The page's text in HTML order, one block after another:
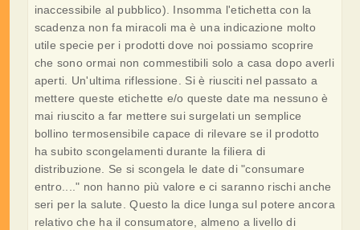
inaccessibile al pubblico). Insomma l'etichetta con la
scadenza non fa miracoli ma è una indicazione molto
utile specie per i prodotti dove noi possiamo scoprire
che sono ormai non commestibili solo a casa dopo averli
aperti. Un'ultima riflessione. Si è riusciti nel passato a
mettere queste etichette e/o queste date ma nessuno è
mai riuscito a far mettere sui surgelati un semplice
bollino termosensibile capace di rilevare se il prodotto
ha subito scongelamenti durante la filiera di
distribuzione. Se si scongela le date di "consumare
entro...." non hanno più valore e ci saranno rischi anche
seri per la salute. Questo la dice lunga sul potere ancora
relativo che ha il consumatore, almeno a livello di